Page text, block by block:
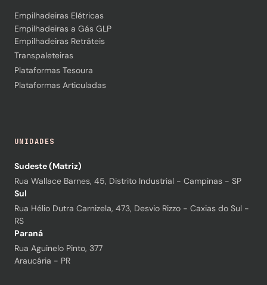
Empilhadeiras Elétricas
Empilhadeiras a Gás GLP
Empilhadeiras Retráteis
Transpaleteiras
Plataformas Tesoura
Plataformas Articuladas
UNIDADES
Sudeste (Matriz)
Rua Wallace Barnes, 45, Distrito Industrial - Campinas - SP
Sul
Rua Hélio Dutra Carnizela, 473, Desvio Rizzo - Caxias do Sul -
RS
Paraná
Rua Aguinelo Pinto, 377
Araucária - PR